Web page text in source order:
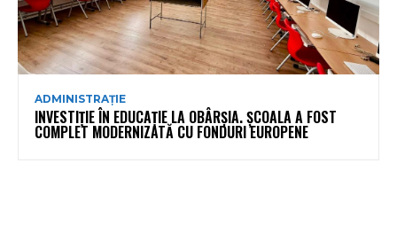
ADMINISTRAȚIE
INVESTIȚIE ÎN EDUCAȚIE LA OBÂRȘIA. ȘCOALA A FOST
COMPLET MODERNIZATĂ CU FONDURI EUROPENE